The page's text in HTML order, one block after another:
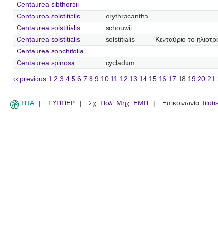
Centaurea sibthorpii
Centaurea solstitialis
erythracantha
Centaurea solstitialis
schouwii
Centaurea solstitialis
solstitialis
Κενταύριο το
Centaurea sonchifolia
Centaurea spinosa
cycladum
‹‹ previous 1 2 3 4 5 6 7 8 9 10 11 12 13 14 15 16 17 18 19 20 21
ITIA ΤΥΠΠΕΡ Σχ. Πολ. Μηχ. ΕΜΠ Επικοινωνία: